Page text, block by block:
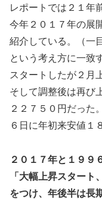
レポートでは２１年
今年２０１７年の展
紹介している。（一
という考え方に一致
スタートしたが２月
そして調整後は再び
２２７５０円だった
６日に年初来安値１
２０１７年と１９９
「大幅上昇スター
をつけ、年後半は長